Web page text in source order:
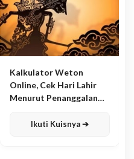
Kalkulator Weton
Online, Cek Hari Lahir
Menurut Penanggalan
Ikuti Kuisnya ➔